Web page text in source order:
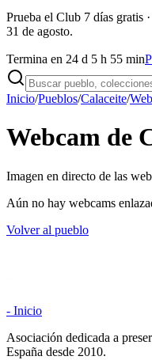
Prueba el Club 7 días gratis ·
31 de agosto.
Termina en 24 d 5 h 55 min
Inicio/Pueblos/Calaceite/
Webcam de
Imagen en directo de las
Aún no hay webcams
Volver al pueblo
- Inicio
Asociación dedicada a
España desde 2010.